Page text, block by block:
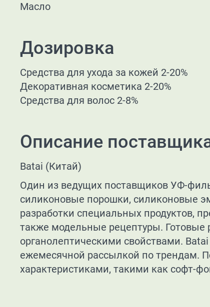
Масло
Дозировка
Средства для ухода за кожей 2-20%
Декоративная косметика 2-20%
Средства для волос 2-8%
Описание
Batai (Китай)
Один из ведущих поставщиков УФ-
силиконовые порошки, силиконовые
разработки специальных продуктов,
также модельные рецептуры. Готовые
органолептическими свойствами.
ежемесячной рассылкой по трендам.
характеристиками, такими как софт-